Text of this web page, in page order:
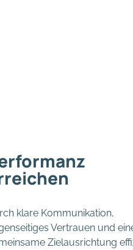
klare Kommunikation,
Vertrauen und
Zielausrichtung